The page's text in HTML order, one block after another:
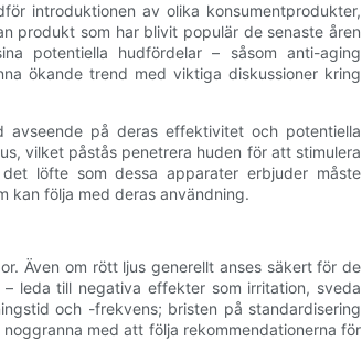
introduktionen av olika konsumentprodukter,
produkt som har blivit populär de senaste åren
potentiella hudfördelar – såsom anti-aging
ökande trend med viktiga diskussioner kring
avseende på deras effektivitet och potentiella
vilket påstås penetrera huden för att stimulera
löfte som dessa apparater erbjuder måste
kan följa med deras användning.
Även om rött ljus generellt anses säkert för de
leda till negativa effekter som irritation, sveda
och -frekvens; bristen på standardisering
med att följa rekommendationerna för